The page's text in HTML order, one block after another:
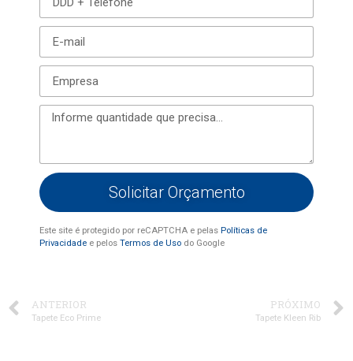
Solicitar Orçamento
Este site é protegido por reCAPTCHA e pelas Políticas de
Privacidade e pelos Termos de Uso do Google
ANTERIOR
Tapete Eco Prime
PRÓXIMO
Tapete Kleen Rib